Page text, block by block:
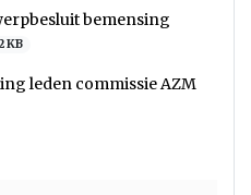
bemensing
KB
leden commissie AZM